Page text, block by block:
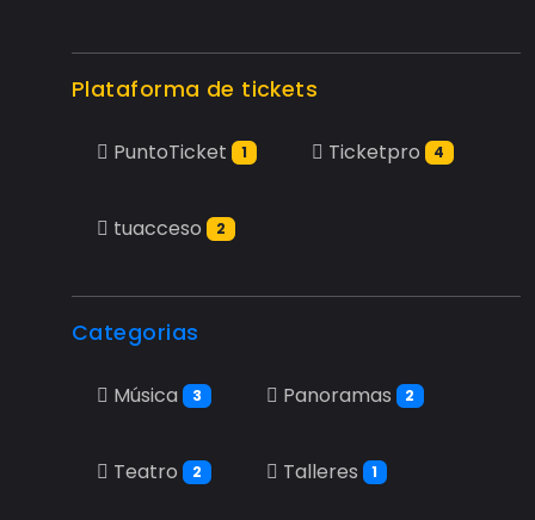
Plataforma de tickets
PuntoTicket 1 Ticketpro 4
tuacceso 2
Categorias
Música 3 Panoramas 2
Teatro 2 Talleres 1